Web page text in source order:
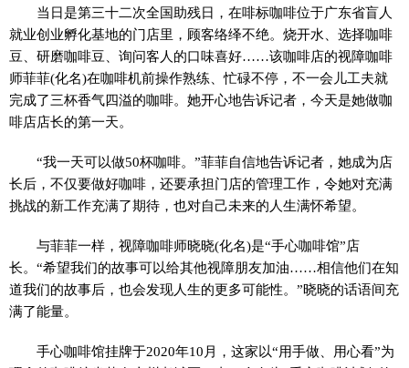
当日是第三十二次全国助残日，在啡标咖啡位于广东省盲人
就业创业孵化基地的门店里，顾客络绎不绝。烧开水、选择咖啡
豆、研磨咖啡豆、询问客人的口味喜好……该咖啡店的视障咖啡
师菲菲(化名)在咖啡机前操作熟练、忙碌不停，不一会儿工夫就
完成了三杯香气四溢的咖啡。她开心地告诉记者，今天是她做咖
啡店店长的第一天。
“我一天可以做50杯咖啡。”菲菲自信地告诉记者，她成为店
长后，不仅要做好咖啡，还要承担门店的管理工作，令她对充满
挑战的新工作充满了期待，也对自己未来的人生满怀希望。
与菲菲一样，视障咖啡师晓晓(化名)是“手心咖啡馆”店
长。“希望我们的故事可以给其他视障朋友加油……相信他们在知
道我们的故事后，也会发现人生的更多可能性。”晓晓的话语间充
满了能量。
手心咖啡馆挂牌于2020年10月，这家以“用手做、用心看”为